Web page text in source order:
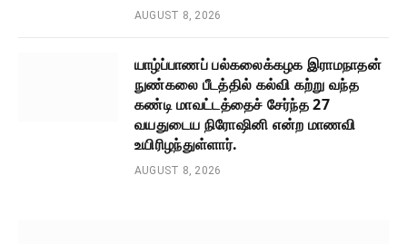
AUGUST 8, 2026
யாழ்ப்பாணப் பல்கலைக்கழக இராமநாதன்
நுண்கலை பீடத்தில் கல்வி கற்று வந்த
கண்டி மாவட்டத்தைச் சேர்ந்த 27
வயதுடைய நிரோஷினி என்ற மாணவி
உயிரிழந்துள்ளார்.
AUGUST 8, 2026